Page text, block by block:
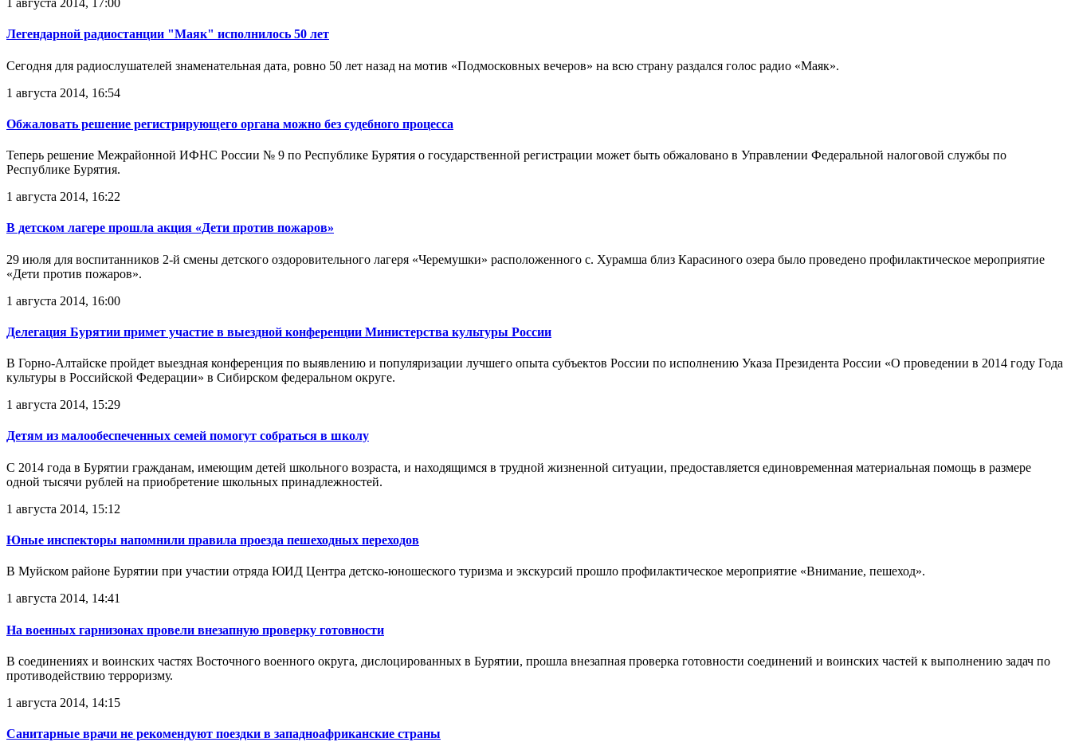
1 августа 2014, 17:00
Легендарной радиостанции "Маяк" исполнилось 50 лет
Сегодня для радиослушателей знаменательная дата, ровно 50 лет назад на мотив «Подмосковных вечеров» на всю страну раздался голос радио «Маяк».
1 августа 2014, 16:54
Обжаловать решение регистрирующего органа можно без судебного процесса
Теперь решение Межрайонной ИФНС России № 9 по Республике Бурятия о государственной регистрации может быть обжаловано в Управлении Федеральной налоговой службы по
Республике Бурятия.
1 августа 2014, 16:22
В детском лагере прошла акция «Дети против пожаров»
29 июля для воспитанников 2-й смены детского оздоровительного лагеря «Черемушки» расположенного с. Хурамша близ Карасиного озера было проведено профилактическое мероприятие
«Дети против пожаров».
1 августа 2014, 16:00
Делегация Бурятии примет участие в выездной конференции Министерства культуры России
В Горно-Алтайске пройдет выездная конференция по выявлению и популяризации лучшего опыта субъектов России по исполнению Указа Президента России «О проведении в 2014 году Года
культуры в Российской Федерации» в Сибирском федеральном округе.
1 августа 2014, 15:29
Детям из малообеспеченных семей помогут собраться в школу
С 2014 года в Бурятии гражданам, имеющим детей школьного возраста, и находящимся в трудной жизненной ситуации, предоставляется единовременная материальная помощь в размере
одной тысячи рублей на приобретение школьных принадлежностей.
1 августа 2014, 15:12
Юные инспекторы напомнили правила проезда пешеходных переходов
В Муйском районе Бурятии при участии отряда ЮИД Центра детско-юношеского туризма и экскурсий прошло профилактическое мероприятие «Внимание, пешеход».
1 августа 2014, 14:41
На военных гарнизонах провели внезапную проверку готовности
В соединениях и воинских частях Восточного военного округа, дислоцированных в Бурятии, прошла внезапная проверка готовности соединений и воинских частей к выполнению задач по
противодействию терроризму.
1 августа 2014, 14:15
Санитарные врачи не рекомендуют поездки в западноафриканские страны